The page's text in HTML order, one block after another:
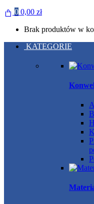
0 0,00 zł
Brak produktów w
KATEGORIE